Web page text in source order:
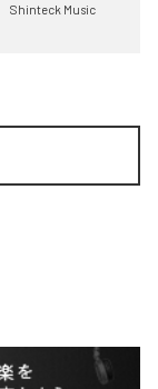
Shinteck Music